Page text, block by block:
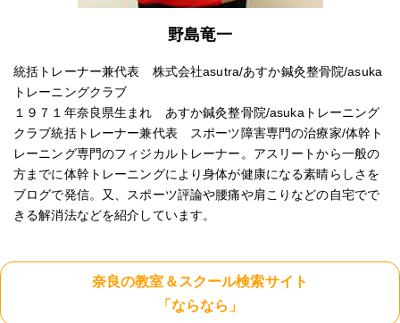
野島竜一
統括トレーナー兼代表 株式会社asutra/あすか鍼灸整骨院/asuka
トレーニングクラブ
１９７１年奈良県生まれ あすか鍼灸整骨院/asukaトレーニング
クラブ統括トレーナー兼代表 スポーツ障害専門の治療家/体幹ト
レーニング専門のフィジカルトレーナー。アスリートから一般の
方までに体幹トレーニングにより身体が健康になる素晴らしさを
ブログで発信。又、スポーツ評論や腰痛や肩こりなどの自宅でで
きる解消法などを紹介しています。
奈良の教室＆スクール検索サイト
「ならなら」